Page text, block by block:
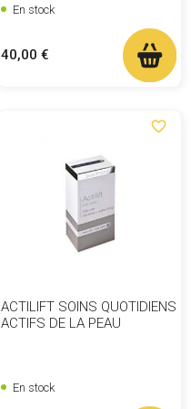
En stock
Prix
40,00 €
favorite_border
ACTILIFT SOINS QUOTIDIENS
ACTIFS DE LA PEAU
En stock